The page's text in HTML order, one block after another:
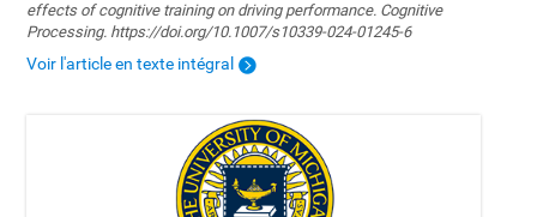
effects of cognitive training on driving performance. Cognitive
Processing. https://doi.org/10.1007/s10339-024-01245-6
Voir l'article en texte intégral